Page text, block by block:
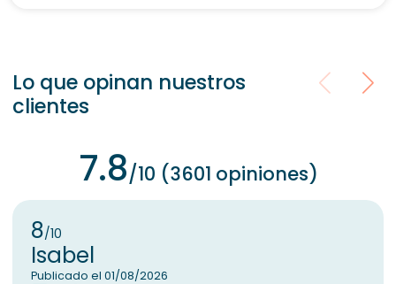
Lo que opinan nuestros
clientes
7.8/10 (3601 opiniones)
8/10
Isabel
Publicado el 01/08/2026